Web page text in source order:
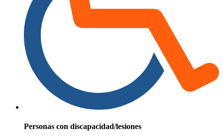
Personas con discapacidad/lesiones